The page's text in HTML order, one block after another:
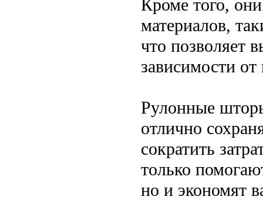
Кроме того,
материалов,
что позволяет
зависимости
Рулонные
отлично
сократить
только
но и экономят